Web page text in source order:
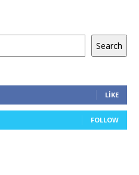
Search
LIKE
FOLLOW